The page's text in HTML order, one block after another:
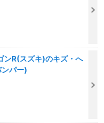
ンR(スズキ)のキズ・へ
パー)